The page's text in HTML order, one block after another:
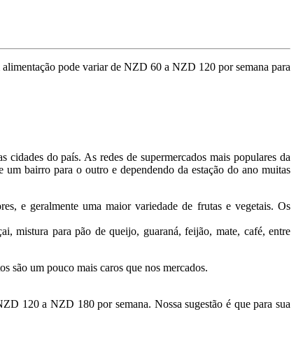
pode variar de NZD 60 a NZD 120 por semana para
cidades do país. As redes de supermercados mais populares da
bairro para o outro e dependendo da estação do ano muitas
e geralmente uma maior variedade de frutas e vegetais. Os
mistura para pão de queijo, guaraná, feijão, mate, café, entre
são um pouco mais caros que nos mercados.
120 a NZD 180 por semana. Nossa sugestão é que para sua